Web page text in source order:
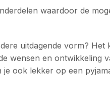
waardoor de
uitdagende vorm? Het
wensen en ontwikkeling
ook lekker op een